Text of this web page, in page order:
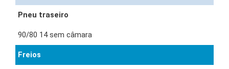
Pneu traseiro
90/80 14 sem câmara
Freios